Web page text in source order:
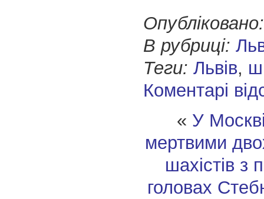
Опубліковано:
В рубриці:
Теги: Львів,
Коментарі
« У
мертвими
шахістів з
головах